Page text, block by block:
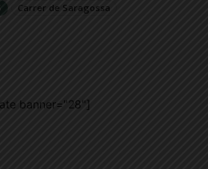
Carrer de Saragossa
banner="28"]